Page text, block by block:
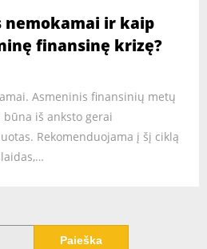
nemokamai ir kaip
finansinę krizę?
Asmeninis finansinių metų
būna iš anksto gerai
Rekomenduojama į šį ciklą